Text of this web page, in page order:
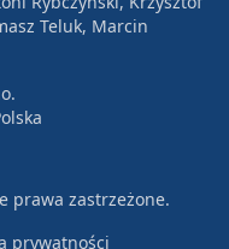
Teluk, Marcin
prawa zastrzeżone.
prywatności